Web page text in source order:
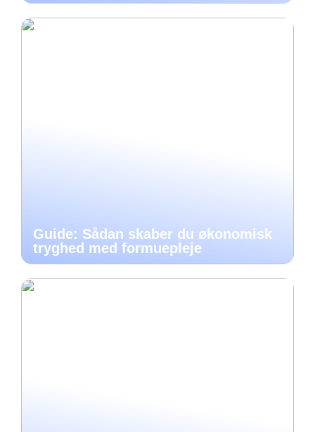
Guide: Sådan skaber du økonomisk
tryghed med formuepleje